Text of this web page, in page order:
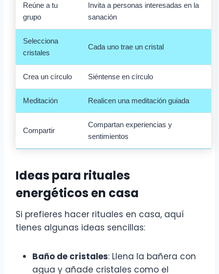
Reúne a tu
grupo
Invita a personas interesadas en la
sanación
Selecciona
cristales
Cada uno trae un cristal
Crea un círculo Siéntense en círculo
Meditación Realicen una meditación guiada
Compartir
Compartan experiencias y
sentimientos
Ideas para rituales
energéticos en casa
Si prefieres hacer rituales en casa, aquí
tienes algunas ideas sencillas:
Baño de cristales: Llena la bañera con
agua y añade cristales como el